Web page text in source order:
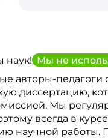
наук! Мы не
авторы-педагоги
диссертацию,
Мы
всегда в
научной работы.